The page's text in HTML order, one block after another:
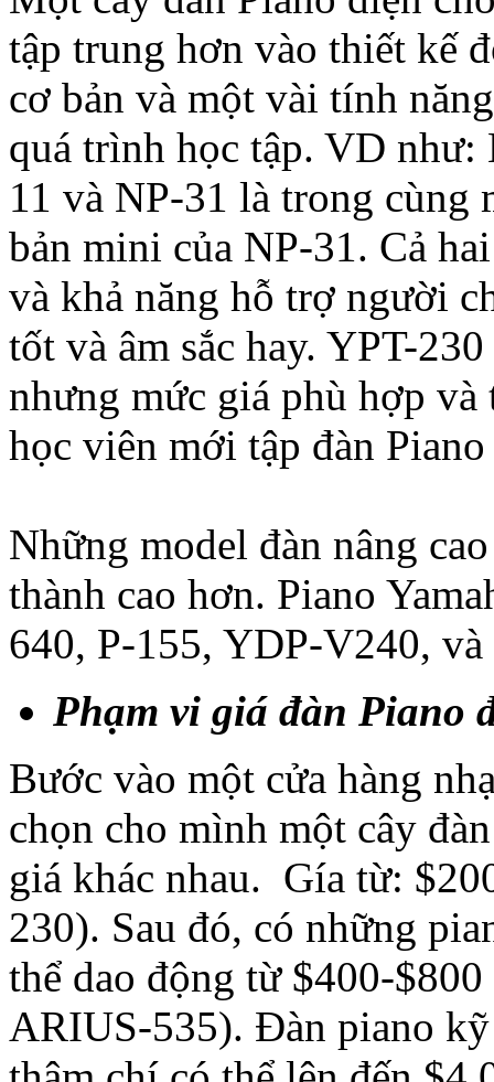
tập trung hơn vào thiết kế
cơ bản và một vài tính
quá trình học tập. VD như:
11 và NP-31 là trong cùng
bản mini của NP-31. Cả
và khả năng hỗ trợ người
tốt và âm sắc hay. YPT-
nhưng mức giá phù hợp
học viên mới tập đàn
Những model đàn nâng
thành cao hơn. Piano
640, P-155, YDP-V240,
Phạm vi giá đàn Piano
Bước vào một cửa hàng
chọn cho mình một cây
giá khác nhau. Gía từ:
230). Sau đó, có những
thể dao động từ $400-
ARIUS-535). Đàn piano kỹ